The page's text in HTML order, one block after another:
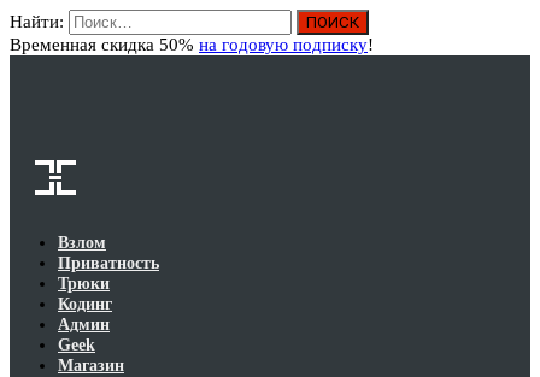
Найти:
Временная скидка 50% на годовую подписку!
Взлом
Приватность
Трюки
Кодинг
Админ
Geek
Магазин